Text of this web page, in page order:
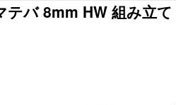
バ 8mm HW 組み立て